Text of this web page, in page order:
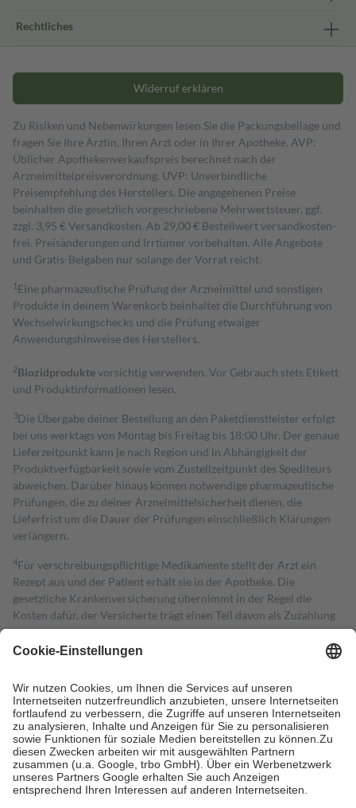
Rechtliches
Widerruf erklären
Zu Risiken und Nebenwirkungen lesen Sie die Packungsbeilage und
fragen Sie Ihre Ärztin, Ihren Arzt oder in Ihrer Apotheke. AVP:
Üblicher Apothekenverkaufspreis berechnet nach der
Arzneimittelpreisverordnung. UVP: Unverbindliche
Preisempfehlung des Herstellers. Die angegebenen Preise
beinhalten die gesetzlich vorgeschriebene Mehrwertsteuer, ggf.
zzgl. 3,95 € Versandkosten. Ab 29,00 € Bestell­wert versand­kosten­
frei. Preisänderungen und Irrtümer vorbehalten. Alle Angebote
und Gratis-Beigaben nur solange der Vorrat reicht.
1 Eine pharmazeutische Prüfung der Arzneimittel und sonstigen
Produkte in deinem Warenkorb beinhaltet die Durchführung von
Wechselwirkungschecks und die Prüfung etwaiger
Anwendungshinweise des Herstellers.
2Biozidproduktevorsichtig verwenden. Vor Gebrauch stets Etikett
und Produktinformationen lesen.
3Die Übergabe deiner Bestellung an den Paketdienstleister erfolgt
bei uns werktags von Montag bis Freitag bis 18:00 Uhr. Der genaue
Lieferzeitpunkt kann je nach Region und in Abhängigkeit der
Produktverfügbarkeit sowie vom Zustellzeitpunkt des Spediteurs
abweichen. Darüber hinaus können notwendige pharmazeutische
Prüfungen, die zu deiner Arzneimittelsicherheit dienen, die
Lieferfrist um die Dauer der Prüfungen einschließlich Klärungen
verlängern.
4Für verschreibungspflichtige Medikamente stellt der Arzt ein
Rezept aus und der Patient erhält sie in der Apotheke. Die
gesetzliche Krankenversicherung übernimmt in der Regel die
Kosten dafür, der Versicherte trägt einen Teil davon als Zuzahlung
mit.
Grundsätzlich leisten Mitglieder Zuzahlungen in Höhe von zehn
höchstens zehn Euro.
Es sind jedoch nie mehr als die tatsächlichen
Kosten der Leistung zu entrichten.
Diese Regeln gelten grundsätzlich auch für Online-Apotheken.
Bei Heilmitteln und häuslicher Krankenpflege beträgt die
Zuzahlung zehn Prozent der Kosten sowie zehn Euro je
Verordnung.
Um das Engagement der Versicherten für ihre eigene Gesundheit zu
stärken und die besondere Stellung der Familie zu unterstützen,